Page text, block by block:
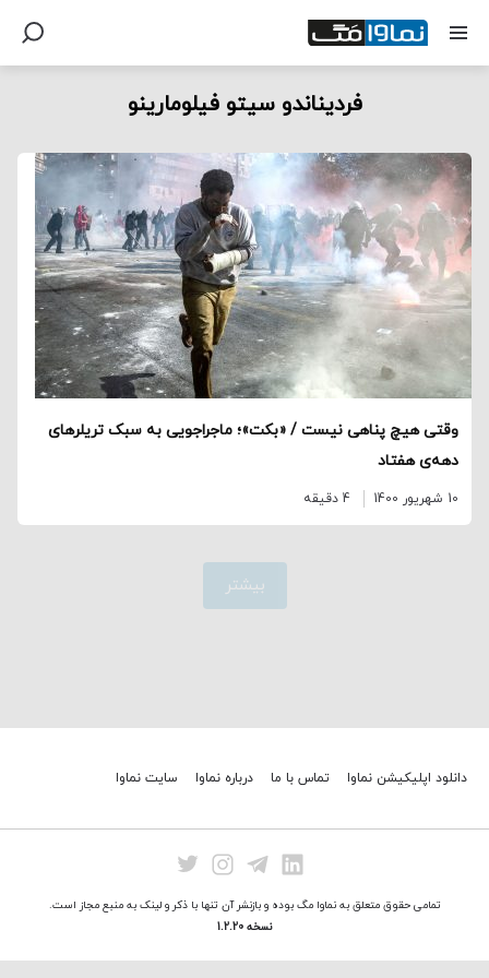
فردیناندو سیتو فیلومارینو
وقتی هیچ پناهی نیست / «بکت»؛ ماجراجویی به سبک تریلرهای
دهه‌‌ی هفتاد
10 شهریور 1400 4 دقیقه
بیشتر
دانلود اپلیکیشن نماوا تماس با ما درباره نماوا سایت نماوا
تمامی حقوق متعلق به نماوا مگ بوده و بازنشر آن تنها با ذکر و لینک به منبع مجاز است.
نسخه 1.2.20